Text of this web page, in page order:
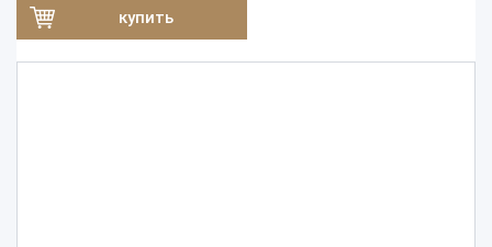
купить